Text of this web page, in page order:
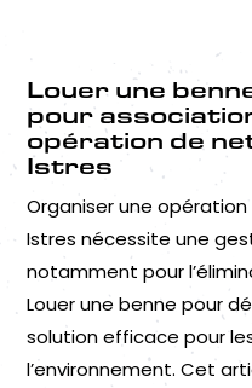
Louer une
pour
opération de
Istres
Organiser une
Istres nécessite une
notamment pour
Louer une benne pour
solution efficace pour
l’environnement. Cet